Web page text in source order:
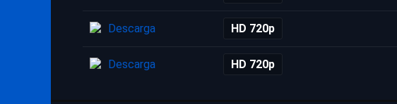
Descarga HD 720p
Descarga HD 720p